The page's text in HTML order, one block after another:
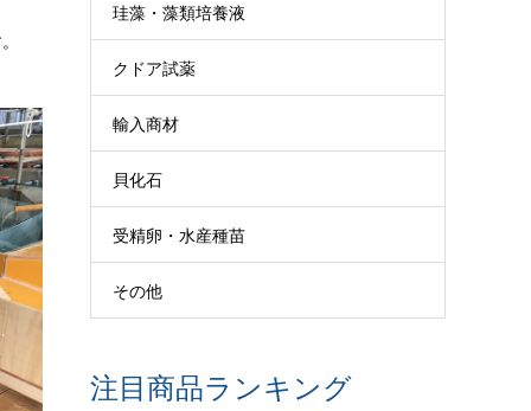
珪藻・藻類培養液
クドア試薬
輸入商材
貝化石
受精卵・水産種苗
その他
注目商品ランキング